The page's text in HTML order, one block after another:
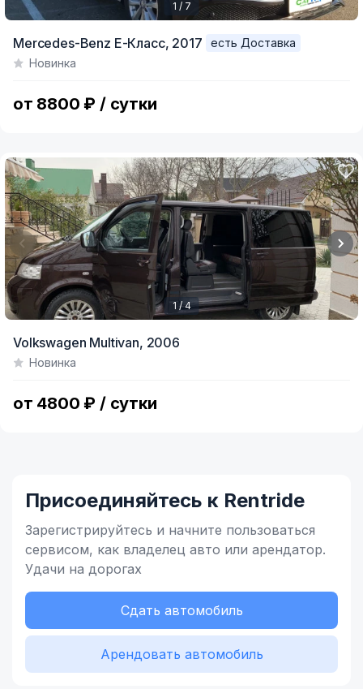
of
1 / 7
Mercedes-Benz E-Класс, 2017
есть Доставка
Новинка
от 8800 ₽ / сутки
of
1 / 4
Volkswagen Multivan, 2006
Новинка
от 4800 ₽ / сутки
Присоединяйтесь к Rentride
Зарегистрируйтесь и начните пользоваться
сервисом, как владелец авто или арендатор.
Удачи на дорогах
Сдать автомобиль
Арендовать автомобиль